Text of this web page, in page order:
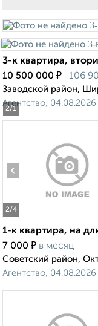
2/1
3-к квартира,
10 500 000 ₽ 106
Заводской район,
Агентство, 04.08.2026
2/4
‹
1-к квартира, на
7 000 ₽ в месяц
Советский район,
Агентство, 04.08.2026